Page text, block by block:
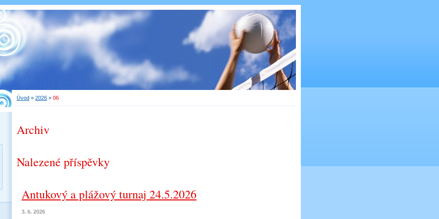
Úvod » 2026 » 06
Archiv
Nalezené příspěvky
Antukový a plážový turnaj 24.5.2026
3. 6. 2026